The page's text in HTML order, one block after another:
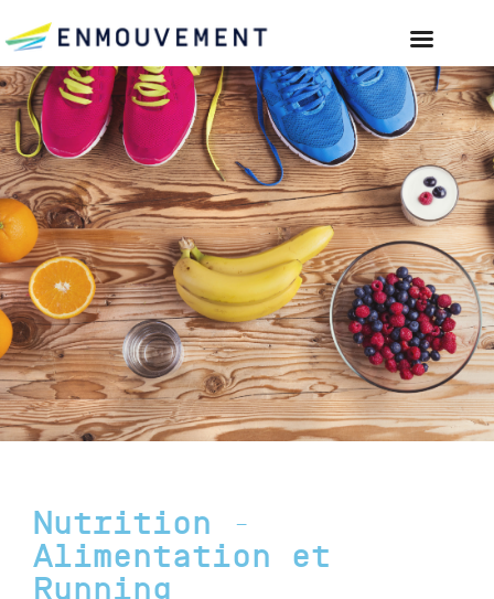
Nutrition -
Alimentation et
Running